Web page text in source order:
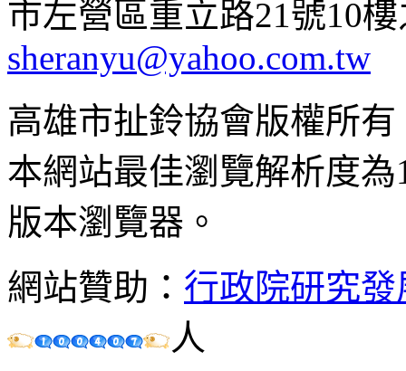
市左營區重立路21號10
sheranyu@yahoo.com.tw
高雄市扯鈴協會版權所
本網站最佳瀏覽解析度
版本瀏覽器。
網站贊助： 行政院研究
人